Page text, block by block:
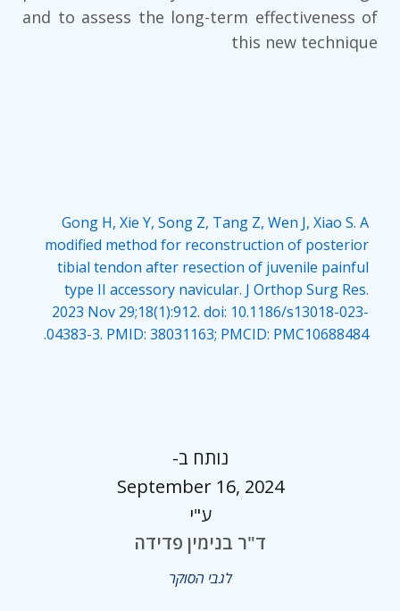
and to assess the long-term effectiveness of
this new technique
Gong H, Xie Y, Song Z, Tang Z, Wen J, Xiao S. A
modified method for reconstruction of posterior
tibial tendon after resection of juvenile painful
type II accessory navicular. J Orthop Surg Res.
2023 Nov 29;18(1):912. doi: 10.1186/s13018-023-
04383-3. PMID: 38031163; PMCID: PMC10688484.
נותח ב-
September 16, 2024
ע"י
ד"ר בנימין פדידה
לגבי הסוקר